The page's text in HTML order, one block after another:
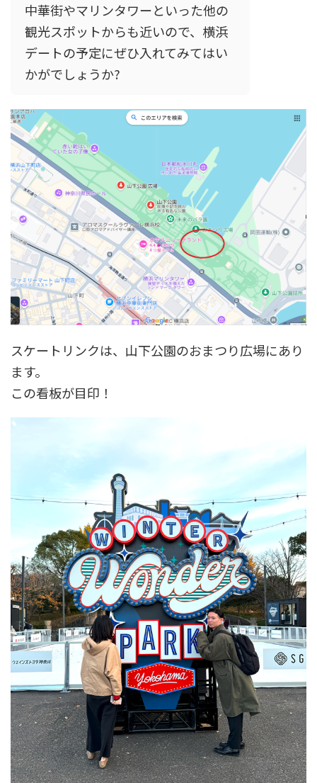
中華街やマリンタワーといった他の
観光スポットからも近いので、横浜
デートの予定にぜひ入れてみてはい
かがでしょうか?
スケートリンクは、山下公園のおまつり広場にあり
ます。
この看板が目印！